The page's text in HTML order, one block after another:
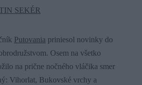
SEKÉR
Putovania priniesol novinky do
Osem na všetko
na prične nočného vláčika smer
Vihorlat, Bukovské vrchy a